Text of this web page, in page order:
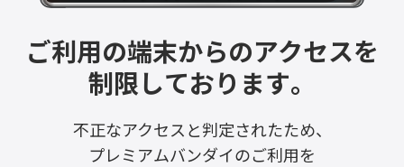
ご利用の端末からのアクセスを
制限しております。
不正なアクセスと判定されたため、
プレミアムバンダイのご利用を